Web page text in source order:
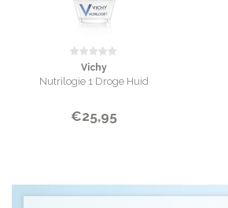
Vichy
Nutrilogie 1 Droge Huid
€25,95